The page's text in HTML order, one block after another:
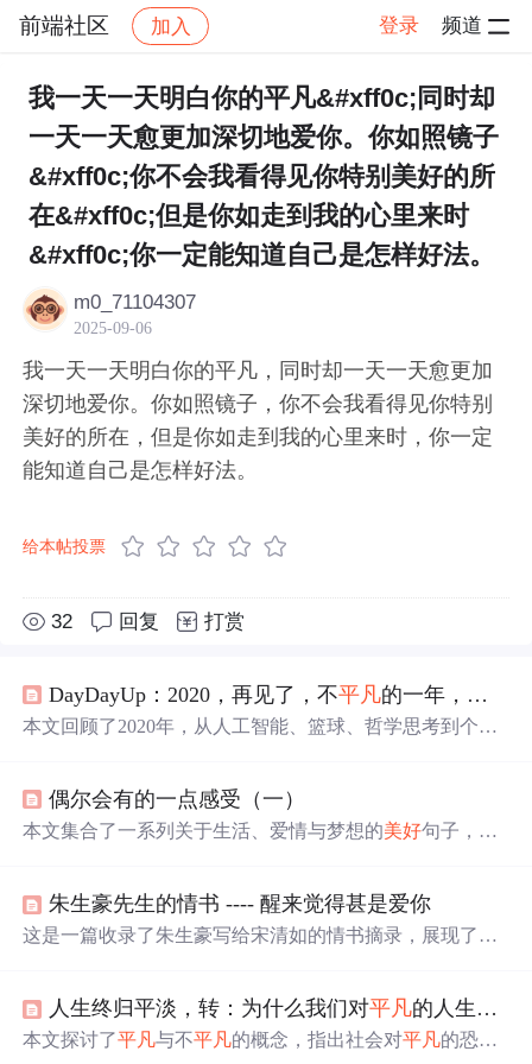
前端社区 加入 登录 频道
社区 前端社区 感慨 帖子详情
我一天一天明白你的平凡&#xff0c;同时却
一天一天愈更加深切地爱你。你如照镜子
&#xff0c;你不会我看得见你特别美好的所
在&#xff0c;但是你如走到我的心里来时
&#xff0c;你一定能知道自己是怎样好法。
m0_71104307
2025-09-06
我一天一天明白你的平凡，同时却一天一天愈更加
深切地爱你。你如照镜子，你不会我看得见你特别
美好的所在，但是你如走到我的心里来时，你一定
能知道自己是怎样好法。
给本帖投票
32 回复 打赏
DayDayUp：2020，再见了，不平凡的一年，让我懂得了珍惜，让我
本文回顾了2020年，从人工智能、篮球、哲学思考到个人
工作的理解，强调自律与自信。
偶尔会有的一点感受（一）
本文集合了一系列关于生活、爱情与梦想的美好句子，从
讨了爱情的真谛、友情的珍贵以及个人成长的历程。
朱生豪先生的情书 ---- 醒来觉得甚是爱你
这是一篇收录了朱生豪写给宋清如的情书摘录，展现了他
字透露出对宋清如的崇拜、渴望相见的急切以及即使面对
分离也无法磨灭的爱意。这些情书表达了爱情中的甜蜜、
人生终归平淡，转：为什么我们对平凡的人生深怀恐惧
本文探讨了平凡与不平凡的概念，指出社会对平凡的恐惧